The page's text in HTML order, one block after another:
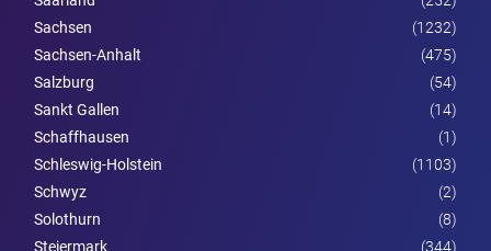
Sachsen
(1232)
Sachsen-Anhalt
(475)
Salzburg
(54)
Sankt Gallen
(14)
Schaffhausen
(1)
Schleswig-Holstein
(1103)
Schwyz
(2)
Solothurn
(8)
Steier­mark
(344)